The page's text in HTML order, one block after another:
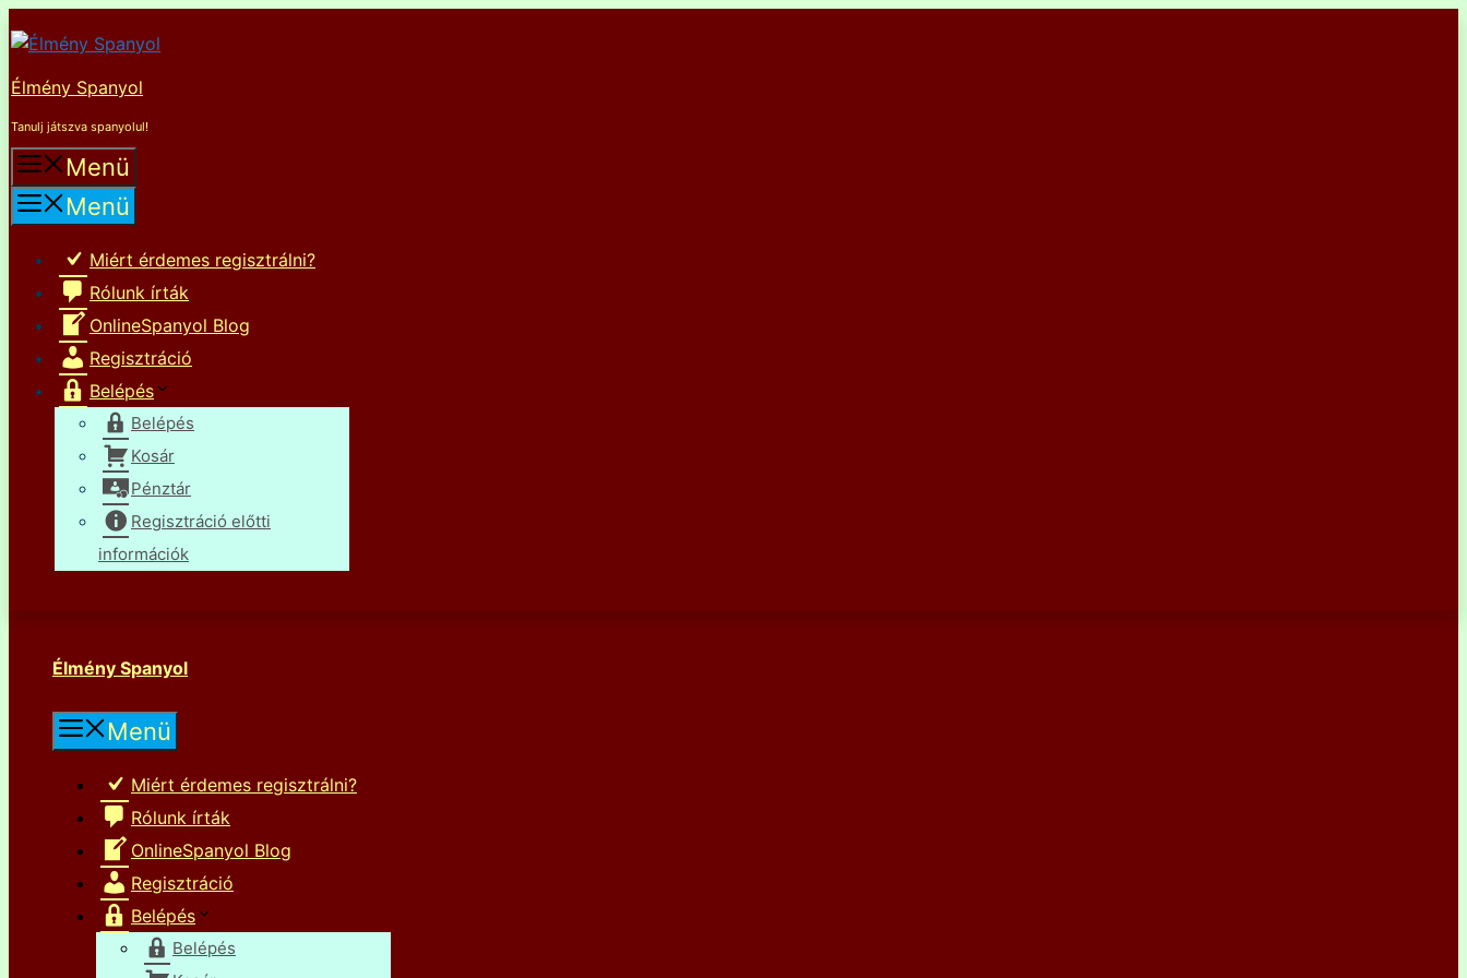
a
tartalomba
Élmény Spanyol
Tanulj játszva spanyolul!
Menü
Menü
Miért érdemes regisztrálni?
Rólunk írták
OnlineSpanyol Blog
Regisztráció
Belépés
Belépés
Kosár
Pénztár
Regisztráció előtti
információk
Élmény Spanyol
Menü
Miért érdemes regisztrálni?
Rólunk írták
OnlineSpanyol Blog
Regisztráció
Belépés
Belépés